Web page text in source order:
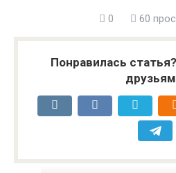
0 60
Понравилась